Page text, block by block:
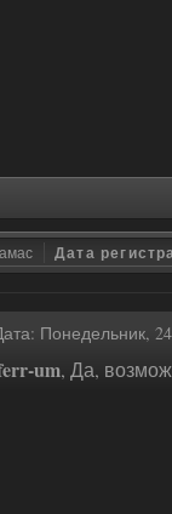
Дата
Понедельник,
um, Да,